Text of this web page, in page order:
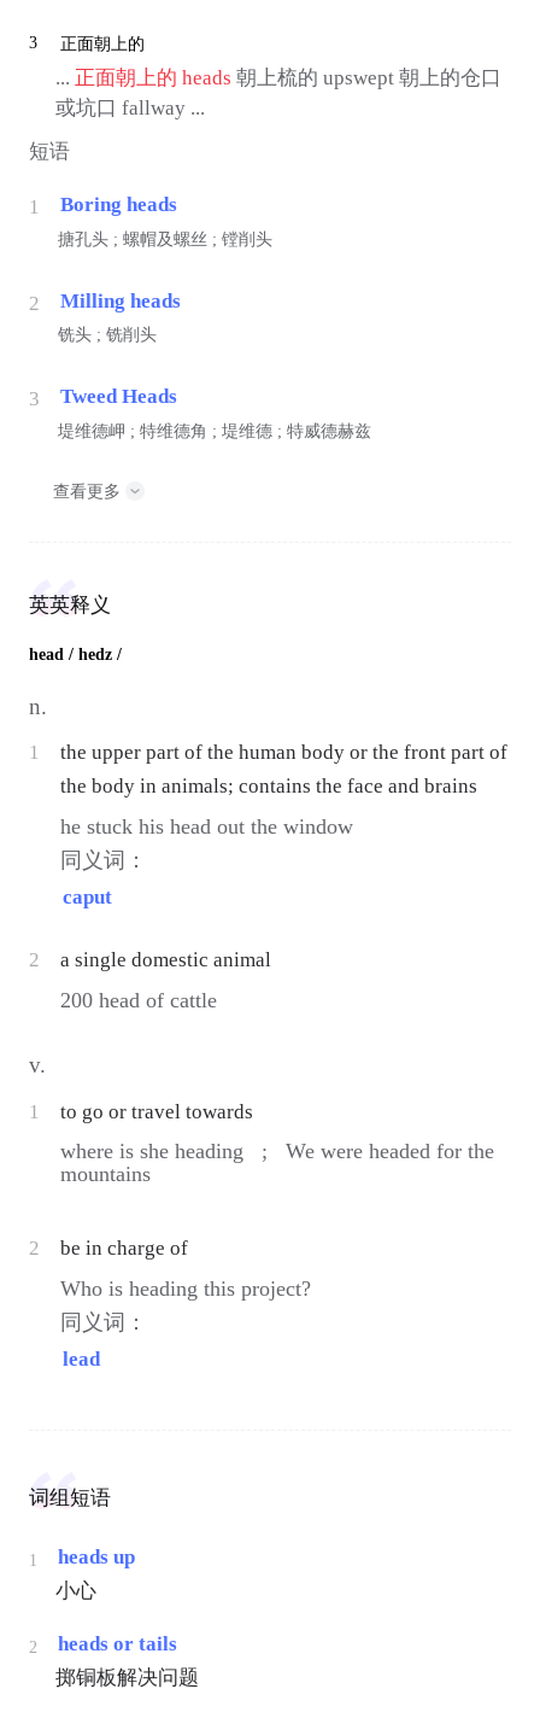
3 正面朝上的
... 正面朝上的 heads 朝上梳的 upswept 朝上的仓口
或坑口 fallway ...
短语
1 Boring heads
搪孔头 ; 螺帽及螺丝 ; 镗削头
2 Milling heads
铣头 ; 铣削头
3 Tweed Heads
堤维德岬 ; 特维德角 ; 堤维德 ; 特威德赫兹
查看更多
英英释义
head / hedz /
n.
1
the upper part of the human body or the front part of
the body in animals; contains the face and brains
he stuck his head out the window
同义词：
caput
2 a single domestic animal
200 head of cattle
v.
1 to go or travel towards
where is she heading ;
We were headed for the
mountains
2 be in charge of
Who is heading this project?
同义词：
lead
词组短语
1
heads up
小心
2
heads or tails
掷铜板解决问题